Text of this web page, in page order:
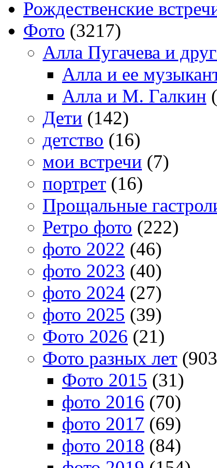
Рождественские
Фото (3217)
Алла Пугачева и
Алла и ее
Алла и М. Галкин
Дети (142)
детство (16)
мои встречи (7)
портрет (16)
Прощальные
Ретро фото (222)
фото 2022 (46)
фото 2023 (40)
фото 2024 (27)
фото 2025 (39)
Фото 2026 (21)
Фото разных лет
Фото 2015 (31)
фото 2016 (70)
фото 2017 (69)
фото 2018 (84)